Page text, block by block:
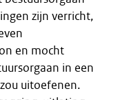
zijn verricht,
en mocht
in een
uitoefenen.